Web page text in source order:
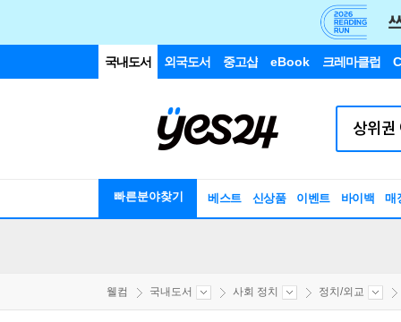
국내도서 외국도서 중고샵 eBook 크레마클럽
빠른분야찾기 베스트 신상품 이벤트 바이백 매
웰컴 국내도서 사회 정치 정치/외교